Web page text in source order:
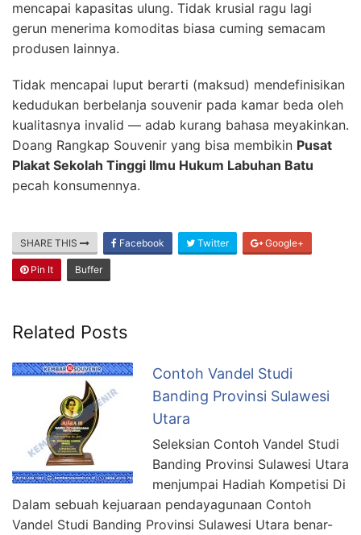
mencapai kapasitas ulung. Tidak krusial ragu lagi
gerun menerima komoditas biasa cuming semacam
produsen lainnya.
Tidak mencapai luput berarti (maksud) mendefinisikan
kedudukan berbelanja souvenir pada kamar beda oleh
kualitasnya invalid — adab kurang bahasa meyakinkan.
Doang Rangkap Souvenir yang bisa membikin Pusat
Plakat Sekolah Tinggi Ilmu Hukum Labuhan Batu
pecah konsumennya.
SHARE THIS Facebook Twitter Google+
Pin It Buffer
Related Posts
Contoh Vandel Studi
Banding Provinsi Sulawesi
Utara
Seleksian Contoh Vandel Studi
Banding Provinsi Sulawesi Utara
menjumpai Hadiah Kompetisi Di
Dalam sebuah kejuaraan pendayagunaan Contoh
Vandel Studi Banding Provinsi Sulawesi Utara benar-